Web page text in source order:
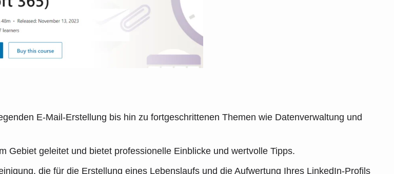
E-Mail-Erstellung bis hin zu fortgeschrittenen Themen wie Datenverwaltung und
Gebiet geleitet und bietet professionelle Einblicke und wertvolle Tipps.
die für die Erstellung eines Lebenslaufs und die Aufwertung Ihres LinkedIn-Profils